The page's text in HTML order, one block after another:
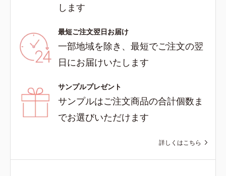
します
最短ご注文翌日お届け
一部地域を除き、最短でご注文の翌
日にお届けいたします
サンプルプレゼント
サンプルはご注文商品の合計個数ま
でお選びいただけます
詳しくはこちら